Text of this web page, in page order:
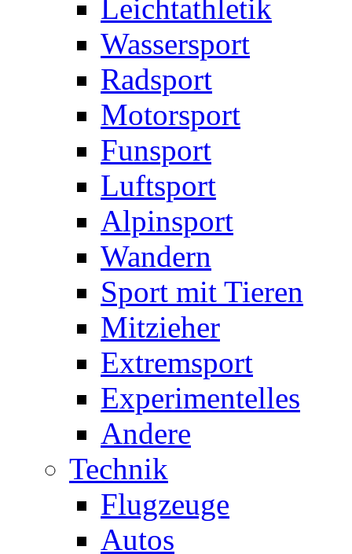
Leichtathletik
Wassersport
Radsport
Motorsport
Funsport
Luftsport
Alpinsport
Wandern
Sport mit Tieren
Mitzieher
Extremsport
Experimentelles
Andere
Technik
Flugzeuge
Autos